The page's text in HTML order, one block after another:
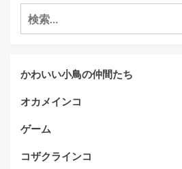
検
索:
かわいい小鳥の仲間たち
オカメインコ
ゲーム
コザクラインコ